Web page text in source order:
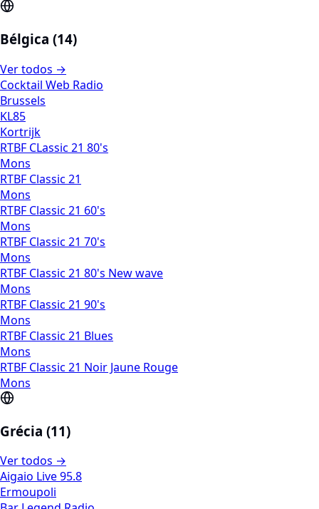
Bélgica (14)
Ver todos →
Cocktail Web Radio
Brussels
KL85
Kortrijk
RTBF CLassic 21 80's
Mons
RTBF Classic 21
Mons
RTBF Classic 21 60's
Mons
RTBF Classic 21 70's
Mons
RTBF Classic 21 80's New wave
Mons
RTBF Classic 21 90's
Mons
RTBF Classic 21 Blues
Mons
RTBF Classic 21 Noir Jaune Rouge
Mons
Grécia (11)
Ver todos →
Aigaio Live 95.8
Ermoupoli